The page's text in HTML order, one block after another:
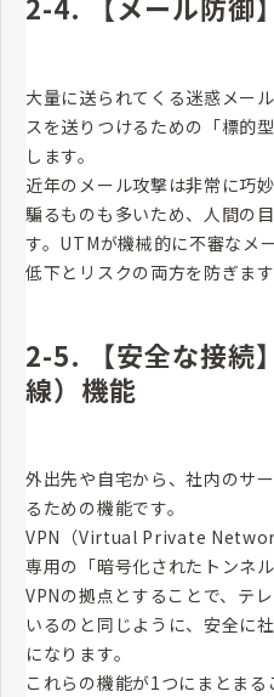
大量に送られてくる迷惑メー
スを送りつけるための「標的
します。
近年のメール攻撃は非常に巧
騙るものも多いため、人間の
す。UTMが機械的に不審なメ
低下とリスクの両方を防ぎます
2-5. 【安全な接続
線）機能
外出先や自宅から、社内のサ
るための機能です。
VPN（Virtual Private
専用の「暗号化されたトンネ
VPNの拠点とすることで、テ
いるのと同じように、安全に
になります。
これらの機能が1つにまとま